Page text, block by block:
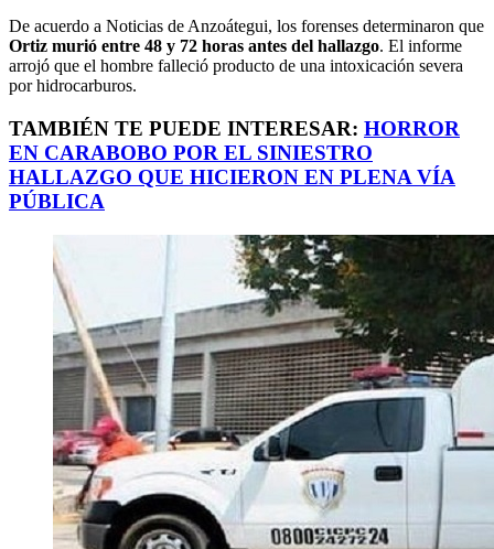
De acuerdo a Noticias de Anzoátegui, los forenses determinaron que
Ortiz murió entre 48 y 72 horas antes del hallazgo. El informe
arrojó que el hombre falleció producto de una intoxicación severa
por hidrocarburos.
TAMBIÉN TE PUEDE INTERESAR: HORROR
EN CARABOBO POR EL SINIESTRO
HALLAZGO QUE HICIERON EN PLENA VÍA
PÚBLICA